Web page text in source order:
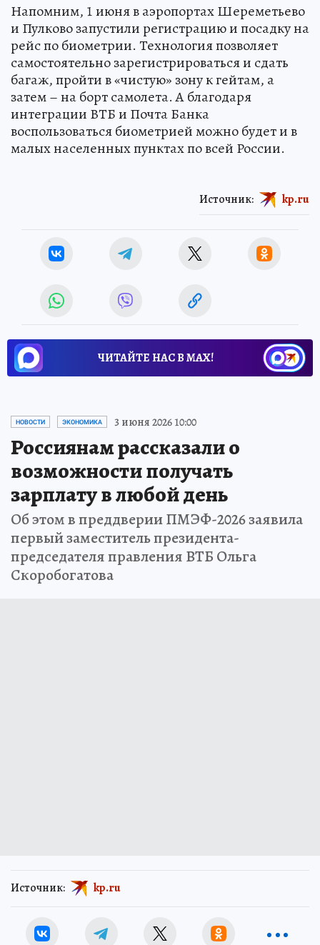
Напомним, 1 июня в аэропортах Шереметьево
и Пулково запустили регистрацию и посадку на
рейс по биометрии. Технология позволяет
самостоятельно зарегистрироваться и сдать
багаж, пройти в «чистую» зону к гейтам, а
затем – на борт самолета. А благодаря
интеграции ВТБ и Почта Банка
воспользоваться биометрией можно будет и в
малых населенных пунктах по всей России.
Источник: kp.ru
ЧИТАЙТЕ НАС В МАХ!
НОВОСТИ ЭКОНОМИКА 3 июня 2026 10:00
Россиянам рассказали о
возможности получать
зарплату в любой день
Об этом в преддверии ПМЭФ-2026 заявила
первый заместитель президента-
председателя правления ВТБ Ольга
Скоробогатова
Источник: kp.ru